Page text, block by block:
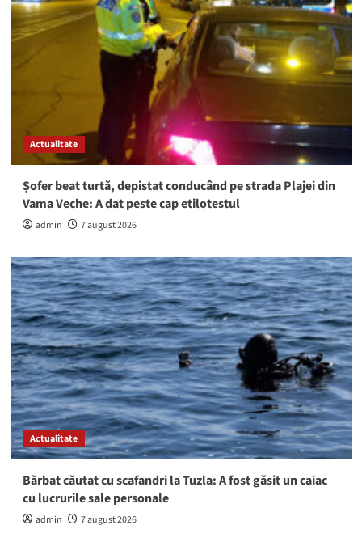
Actualitate
Șofer beat turtă, depistat conducând pe strada Plajei din
Vama Veche: A dat peste cap etilotestul
admin 7 august 2026
Actualitate
Bărbat căutat cu scafandri la Tuzla: A fost găsit un caiac
cu lucrurile sale personale
admin 7 august 2026